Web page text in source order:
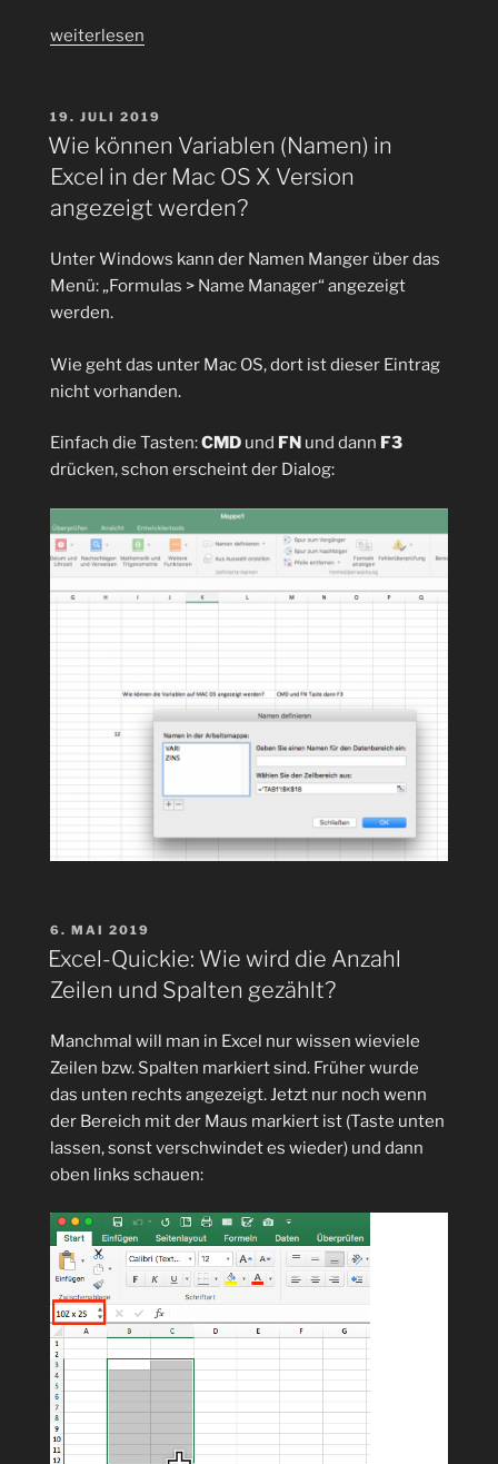
„Wie
Excel
mit
Mac
X
Felder
mit
einem
Namen
(Konstante)
werden?“
weiterlesen
VERÖFFENTLICHT
AM
19. JULI 2019
Wie können Variablen (Namen) in
Excel in der Mac OS X Version
angezeigt werden?
Unter Windows kann der Namen Manger über das
Menü: „Formulas > Name Manager“ angezeigt
werden.
Wie geht das unter Mac OS, dort ist dieser Eintrag
nicht vorhanden.
Einfach die Tasten:CMD und FN und dann F3
drücken, schon erscheint der Dialog:
VERÖFFENTLICHT
AM
6. MAI 2019
Excel-Quickie: Wie wird die Anzahl
Zeilen und Spalten gezählt?
Manchmal will man in Excel nur wissen wieviele
Zeilen bzw. Spalten markiert sind. Früher wurde
das unten rechts angezeigt. Jetzt nur noch wenn
der Bereich mit der Maus markiert ist (Taste unten
lassen, sonst verschwindet es wieder) und dann
oben links schauen: